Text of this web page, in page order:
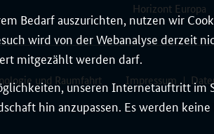
Bedarf auszurichten, nutzen wir
wird von der Webanalyse derzeit
mitgezählt werden darf.
unseren Internetauftritt
hin anzupassen. Es werden
Horizont Europa
und Raumfahrt Impressum